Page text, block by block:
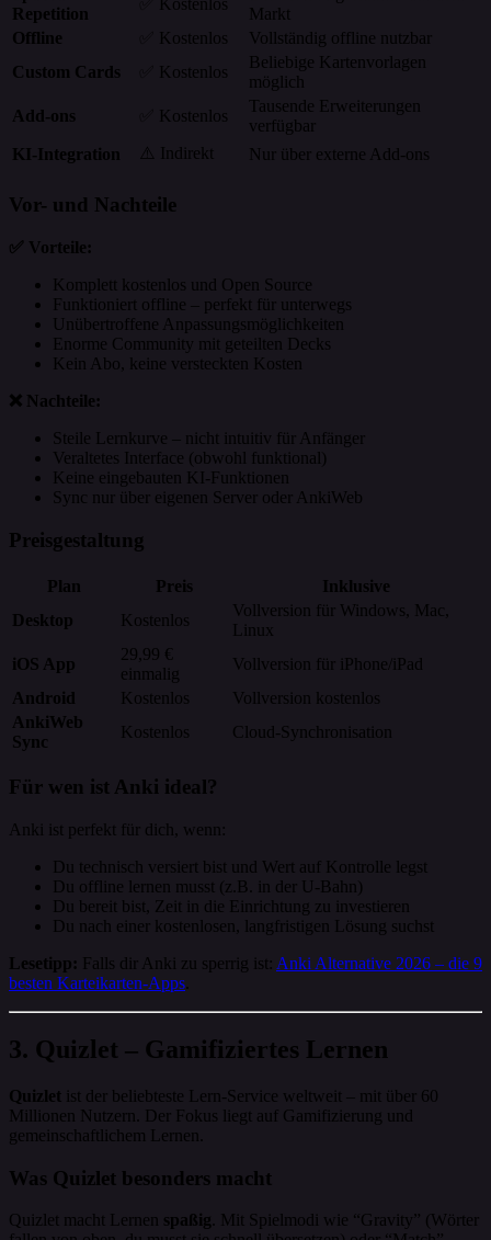
Repetition
Markt
Offline
✅ Kostenlos
Vollständig offline nutzbar
Custom Cards
✅ Kostenlos
Beliebige Kartenvorlagen
möglich
Add-ons
✅ Kostenlos
Tausende Erweiterungen
verfügbar
KI-Integration
⚠️ Indirekt Nur über externe Add-ons
Vor- und Nachteile
✅ Vorteile:
Komplett kostenlos und Open Source
Funktioniert offline – perfekt für unterwegs
Unübertroffene Anpassungsmöglichkeiten
Enorme Community mit geteilten Decks
Kein Abo, keine versteckten Kosten
❌ Nachteile:
Steile Lernkurve – nicht intuitiv für Anfänger
Veraltetes Interface (obwohl funktional)
Keine eingebauten KI-Funktionen
Sync nur über eigenen Server oder AnkiWeb
Preisgestaltung
Plan Preis
Inklusive
Desktop
Kostenlos
Vollversion für Windows, Mac,
Linux
iOS App
29,99 €
einmalig
Vollversion für iPhone/iPad
Android
Kostenlos
Vollversion kostenlos
AnkiWeb
Sync
Kostenlos Cloud-Synchronisation
Für wen ist Anki ideal?
Anki ist perfekt für dich, wenn:
Du technisch versiert bist und Wert auf Kontrolle legst
Du offline lernen musst (z.B. in der U-Bahn)
Du bereit bist, Zeit in die Einrichtung zu investieren
Du nach einer kostenlosen, langfristigen Lösung suchst
Lesetipp: Falls dir Anki zu sperrig ist: Anki Alternative 2026 – die 9
besten Karteikarten-Apps
3. Quizlet – Gamifiziertes Lernen
Quizlet ist der beliebteste Lern-Service weltweit – mit über 60
Millionen Nutzern. Der Fokus liegt auf Gamifizierung und
gemeinschaftlichem Lernen.
Was Quizlet besonders macht
Quizlet macht Lernen spaßig . Mit Spielmodi wie “Gravity” (Wörter